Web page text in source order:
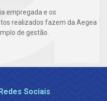
empregada e os
realizados fazem da Aegea
de gestão.
Sociais